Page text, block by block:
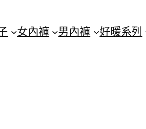
女內褲 男內褲 好暖系列